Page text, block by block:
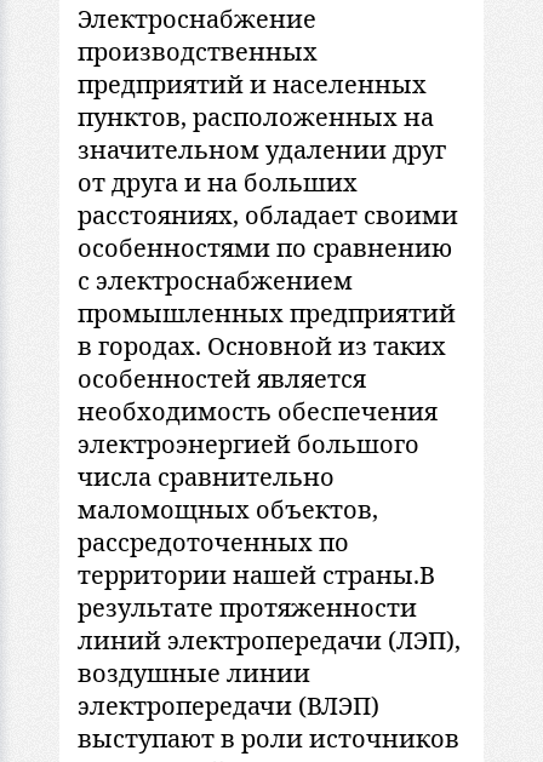
Электроснабжение
производственных
предприятий и населенных
пунктов, расположенных на
значительном удалении друг
от друга и на больших
расстояниях, обладает своими
особенностями по сравнению
с электроснабжением
промышленных предприятий
в городах. Основной из таких
особенностей является
необходимость обеспечения
электроэнергией большого
числа сравнительно
маломощных объектов,
рассредоточенных по
территории нашей страны.В
результате протяженности
линий электропередачи (ЛЭП),
воздушные линии
электропередачи (ВЛЭП)
выступают в роли источников